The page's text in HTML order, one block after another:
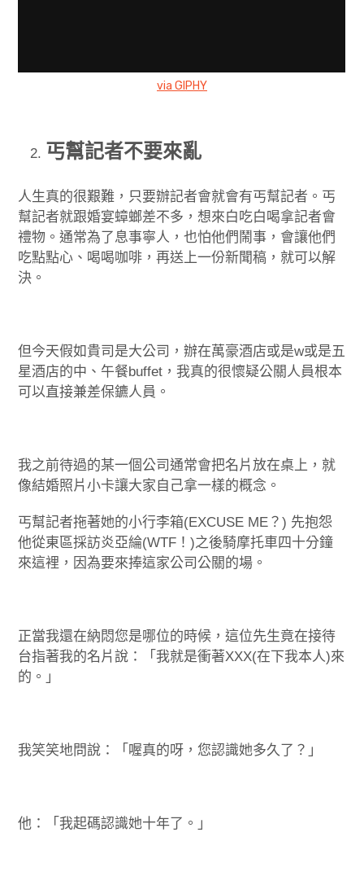
via GIPHY
丐幫記者不要來亂
人生真的很艱難，只要辦記者會就會有丐幫記者。丐
幫記者就跟婚宴蟑螂差不多，想來白吃白喝拿記者會
禮物。通常為了息事寧人，也怕他們鬧事，會讓他們
吃點點心、喝喝咖啡，再送上一份新聞稿，就可以解
決。
但今天假如貴司是大公司，辦在萬豪酒店或是w或是五
星酒店的中、午餐buffet，我真的很懷疑公關人員根本
可以直接兼差保鑣人員。
我之前待過的某一個公司通常會把名片放在桌上，就
像結婚照片小卡讓大家自己拿一樣的概念。
丐幫記者拖著她的小行李箱(EXCUSE ME？) 先抱怨
他從東區採訪炎亞綸(WTF！)之後騎摩托車四十分鐘
來這裡，因為要來捧這家公司公關的場。
正當我還在納悶您是哪位的時候，這位先生竟在接待
台指著我的名片說：「我就是衝著XXX(在下我本人)來
的。」
我笑笑地問說：「喔真的呀，您認識她多久了？」
他：「我起碼認識她十年了。」